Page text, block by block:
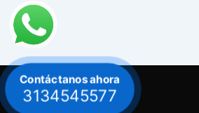
Contáctanos ahora
3134545577